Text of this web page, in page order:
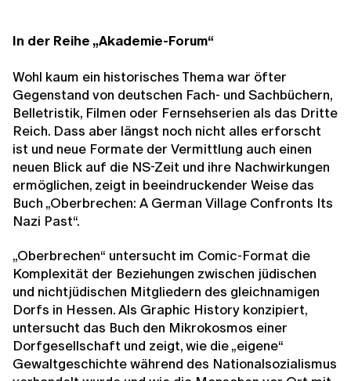
In der Reihe „Akademie-Forum“
Wohl kaum ein historisches Thema war öfter
Gegenstand von deutschen Fach- und Sachbüchern,
Belletristik, Filmen oder Fernsehserien als das Dritte
Reich. Dass aber längst noch nicht alles erforscht
ist und neue Formate der Vermittlung auch einen
neuen Blick auf die NS-Zeit und ihre Nachwirkungen
ermöglichen, zeigt in beeindruckender Weise das
Buch „Oberbrechen: A German Village Confronts Its
Nazi Past“.
„Oberbrechen“ untersucht im Comic-Format die
Komplexität der Beziehungen zwischen jüdischen
und nichtjüdischen Mitgliedern des gleichnamigen
Dorfs in Hessen. Als Graphic History konzipiert,
untersucht das Buch den Mikrokosmos einer
Dorfgesellschaft und zeigt, wie die „eigene“
Gewaltgeschichte während des Nationalsozialismus